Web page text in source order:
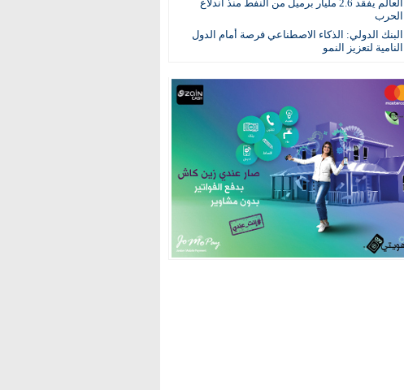
العالم يفقد 2.6 مليار برميل من النفط منذ اندلاع
الحرب
البنك الدولي: الذكاء الاصطناعي فرصة أمام الدول
النامية لتعزيز النمو